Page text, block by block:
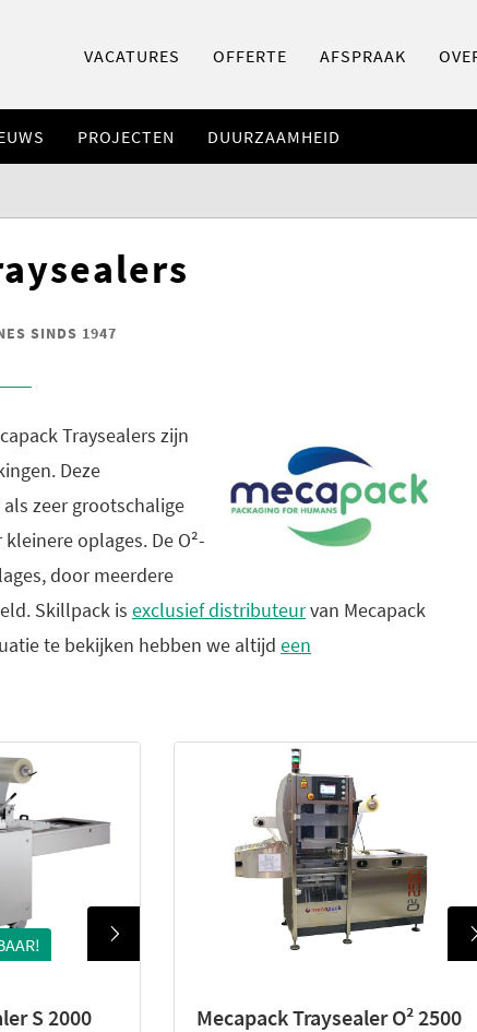
VACATURES OFFERTE AFSPRAAK
PROJECTEN DUURZAAMHEID
SINDS 1947
Traysealers zijn
Deze
zeer grootschalige
oplages. De O²-
door meerdere
Skillpack is exclusief distributeurvan Mecapack
te bekijken hebben we altijd een
S 2000 Mecapack Traysealer O² 2500